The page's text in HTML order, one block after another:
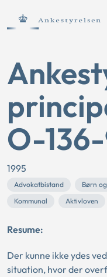
O-
1995
Advokatbistand Børn
Kommunal
Aktivloven
Resume:
Der kunne ikke ydes
situation, hvor der